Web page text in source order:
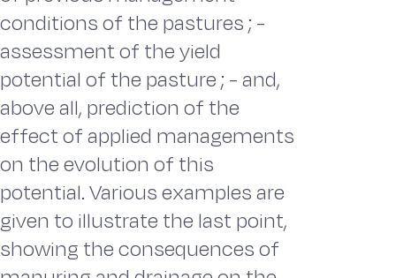
conditions of the pastures ; -
assessment of the yield
potential of the pasture ; - and,
above all, prediction of the
effect of applied managements
on the evolution of this
potential. Various examples are
given to illustrate the last point,
showing the consequences of